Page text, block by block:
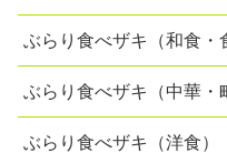
ぶらり食べザキ（和食・
ぶらり食べザキ（中華・
ぶらり食べザキ（洋食）